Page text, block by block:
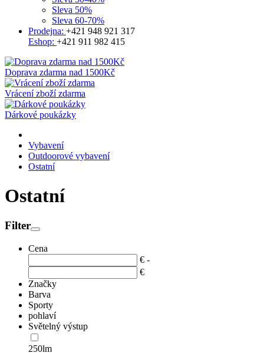
Sleva 50%
Sleva 60-70%
Prodejna: +421 948 921 317
Eshop: +421 911 982 415
Doprava zdarma nad 1500Kč
Vrácení zboží zdarma
Dárkové poukázky
Vybavení
Outdoorové vybavení
Ostatní
Ostatní
Filter
Cena
€ -
€
Značky
Barva
Sporty
pohlaví
Světelný výstup
250lm